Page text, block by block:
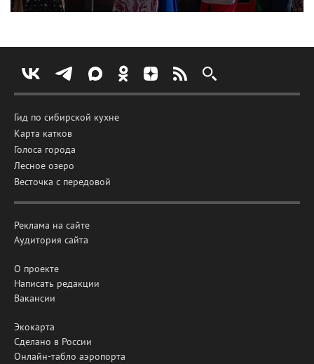
Гид по сибирской кухне
Карта катков
Голоса города
Лесное озеро
Весточка с передовой
Реклама на сайте
Аудитория сайта
О проекте
Написать редакции
Вакансии
Экокарта
Сделано в России
Онлайн-табло аэропорта